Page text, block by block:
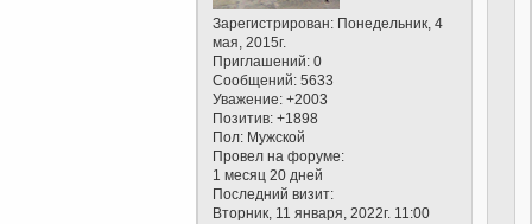
Зарегистрирован: Понедельник, 4
мая, 2015г.
Приглашений: 0
Сообщений: 5633
Уважение: +2003
Позитив: +1898
Пол: Мужской
Провел на форуме:
1 месяц 20 дней
Последний визит:
Вторник, 11 января, 2022г. 11:00